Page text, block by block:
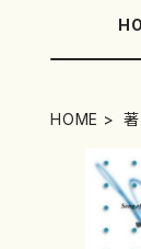
HOME 著